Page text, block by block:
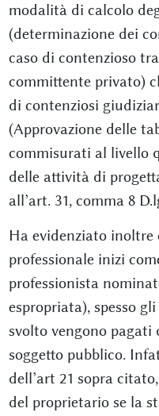
modalità di calcolo
(determinazione dei
caso di contenzioso
committente privato)
di contenziosi
(Approvazione delle
commisurati al livello
delle attività di
all’art. 31, comma 8
Ha evidenziato inoltre
professionale inizi
professionista
espropriata), spesso
svolto vengono pagati
soggetto pubblico.
dell’art 21 sopra
del proprietario se la